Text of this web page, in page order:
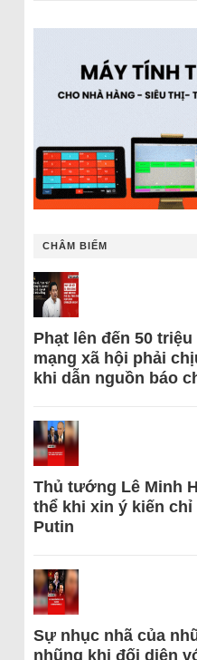
CHÂM BIẾM
Phạt lên đến 50
mạng xã hội phải
khi dẫn nguồn báo
Thủ tướng Lê Minh
thể khi xin ý kiến
Putin
Sự nhục nhã của
nhũng khi đối diện